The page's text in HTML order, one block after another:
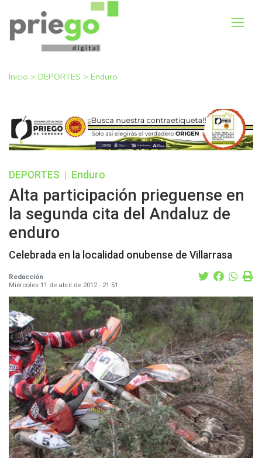
Inicio > DEPORTES > Enduro
DEPORTES Enduro
Alta participación prieguense en
la segunda cita del Andaluz de
enduro
Celebrada en la localidad onubense de Villarrasa
Redacción
Miércoles 11 de abril de 2012 - 21:51